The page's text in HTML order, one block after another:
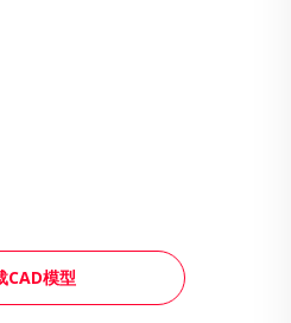
CAD模型